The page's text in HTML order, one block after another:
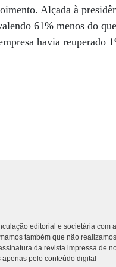
Alçada à
61% menos do
havia
editorial e societária com
também que não realizamos
da revista impressa de
pelo conteúdo digital